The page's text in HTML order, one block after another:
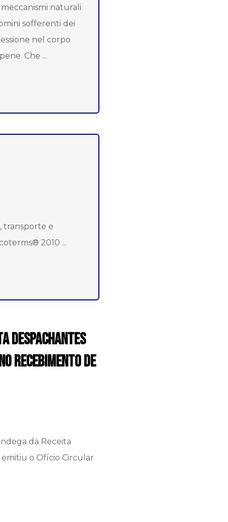
naturali
sofferenti dei
nel corpo
Che ...
transporte e
2010 ...
despachantes
recebimento de
da Receita
o Ofício Circular